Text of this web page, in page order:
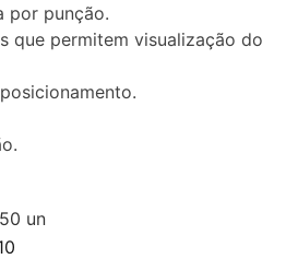
por punção.
que permitem visualização do
50 un